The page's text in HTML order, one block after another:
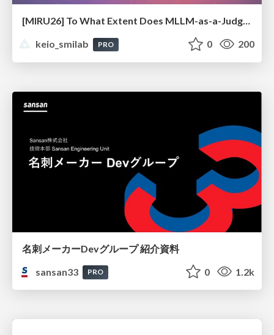
[MIRU26] To What Extent Does MLLM-as-a-Judge Exhibit Cross-Model Preference Bias?
keio_smilab
PRO 0 200
名刺メーカーDevグループ 紹介資料
sansan33
PRO 0 1.2k